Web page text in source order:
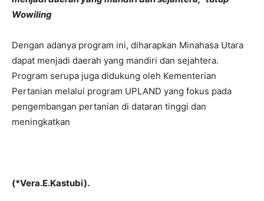
Wowiling
Dengan adanya program ini, diharapkan Minahasa Utara
dapat menjadi daerah yang mandiri dan sejahtera.
Program serupa juga didukung oleh Kementerian
Pertanian melalui program UPLAND yang fokus pada
pengembangan pertanian di dataran tinggi dan
meningkatkan
(*Vera.E.Kastubi).